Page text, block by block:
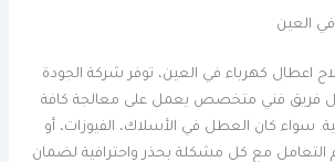
العين
اعطال كهرباء في العين، توفر شركة الجودة
فريق فني متخصص يعمل على معالجة كافة
سواء كان العطل في الأسلاك، الفيوزات، أو
التعامل مع كل مشكلة بحذر واحترافية لضمان